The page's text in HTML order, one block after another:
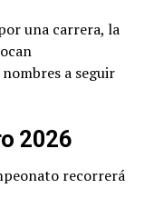
una carrera, la
a seguir
2026
recorrerá